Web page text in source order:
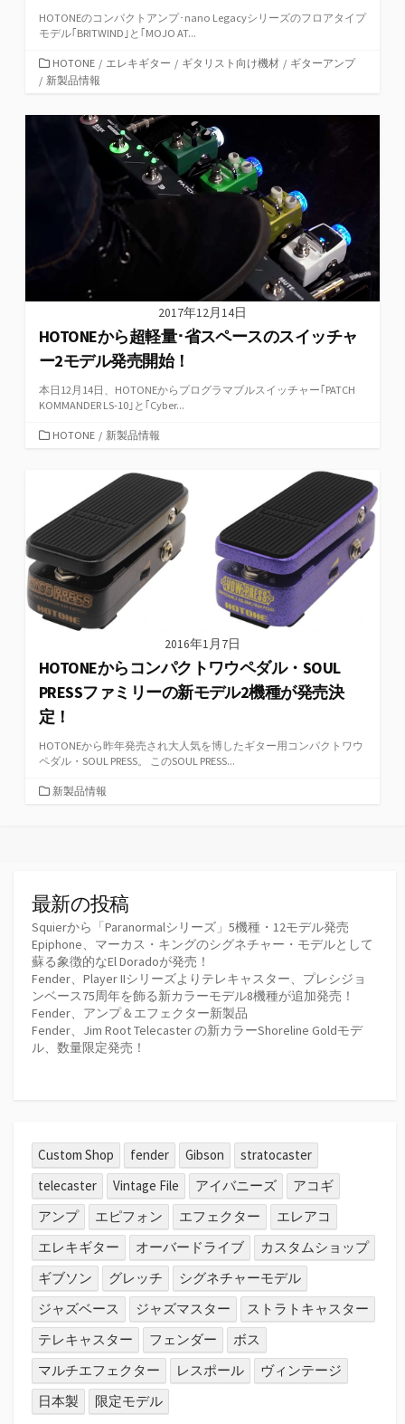
HOTONEのコンパクトアンプ･nano Legacyシリーズのフロアタイプ
モデル｢BRITWIND｣と｢MOJO AT...
カ
テ
リ
HOTONE / エレキギター / ギタリスト向け機材 / ギターアンプ
/ 新製品情報
2017年12月14日
HOTONEから超軽量･省スペースのスイッチャ
ー2モデル発売開始！
本日12月14日、HOTONEからプログラマブルスイッチャー｢PATCH
KOMMANDER LS-10｣と｢Cyber...
カHOTONE / 新製品情報
2016年1月7日
HOTONEからコンパクトワウペダル・SOUL
PRESSファミリーの新モデル2機種が発売決
定！
HOTONEから昨年発売され大人気を博したギター用コンパクトワウ
ペダル・SOUL PRESS。 このSOUL PRESS...
カ新製品情報
最新の投稿
Squierから「Paranormalシリーズ」5機種・12モデル発売
Epiphone、マーカス・キングのシグネチャー・モデルとして
蘇る象徴的なEl Doradoが発売！
Fender、Player IIシリーズよりテレキャスター、プレシジョ
ンベース75周年を飾る新カラーモデル8機種が追加発売！
Fender、アンプ＆エフェクター新製品
Fender、Jim Root Telecaster の新カラーShoreline Goldモデ
ル、数量限定発売！
Custom Shop fender Gibson
stratocaster
telecaster
Vintage File アイバニーズ
アコギ
アンプ
エピフォン エフェクター
エレアコ
エレキギター
オーバードライブ
カスタムショップ
ギブソン
グレッチ
シグネチャーモデル
ジャズベース
ジャズマスター
ストラトキャスター
テレキャスター
フェンダー
ボス
マルチエフェクター
レスポール
ヴィンテージ
日本製
限定モデル